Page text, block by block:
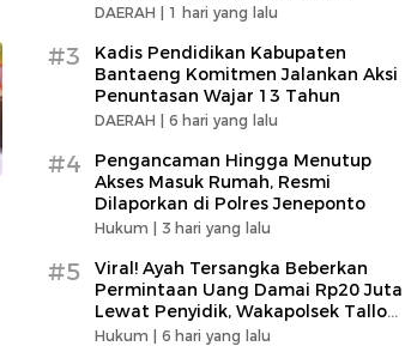
DAERAH | 1 hari yang lalu
#3
Kadis Pendidikan Kabupaten
Bantaeng Komitmen Jalankan Aksi
Penuntasan Wajar 13 Tahun
DAERAH | 6 hari yang lalu
#4
Pengancaman Hingga Menutup
Akses Masuk Rumah, Resmi
Dilaporkan di Polres Jeneponto
Hukum | 3 hari yang lalu
#5
Viral! Ayah Tersangka Beberkan
Permintaan Uang Damai Rp20 Juta
Lewat Penyidik, Wakapolsek Tallo
Klarifikasi Soal Terima Uang Rp3
Hukum | 6 hari yang lalu